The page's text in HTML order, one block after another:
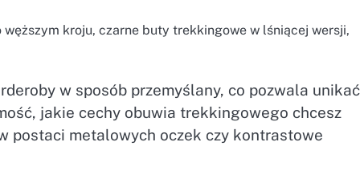
kroju, czarne buty trekkingowe w lśniącej wersji,
w sposób przemyślany, co pozwala unikać
jakie cechy obuwia trekkingowego chcesz
postaci metalowych oczek czy kontrastowe